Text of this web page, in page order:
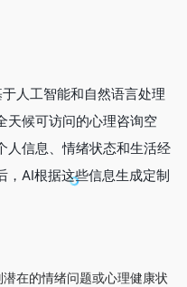
人工智能和自然语言处理
天候可访问的心理咨询空
人信息、情绪状态和生活经
，AI根据这些信息生成定制
潜在的情绪问题或心理健康状